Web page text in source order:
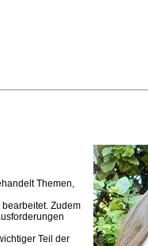
Themen,
Zudem
Teil der